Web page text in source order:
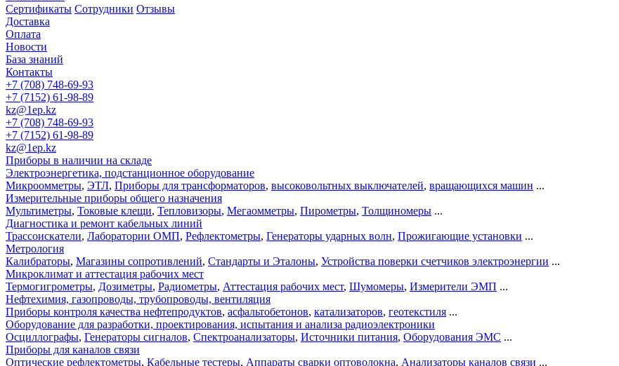
Сертификаты Сотрудники Отзывы
Доставка
Оплата
Новости
База знаний
Контакты
+7 (708) 748-69-93
+7 (7152) 61-98-89
kz@1ep.kz
+7 (708) 748-69-93
+7 (7152) 61-98-89
kz@1ep.kz
Приборы в наличии на складе
Электроэнергетика, подстанционное оборудование
Микроомметры, ЭТЛ, Приборы для трансформаторов, высоковольтных выключателей, вращающихся машин ...
Измерительные приборы общего назначения
Мультиметры, Токовые клещи, Тепловизоры, Мегаомметры, Пирометры, Толщиномеры ...
Диагностика и ремонт кабельных линий
Трассоискатели, Лаборатории ОМП, Рефлектометры, Генераторы ударных волн, Прожигающие установки ...
Метрология
Калибраторы, Магазины сопротивлений, Стандарты и Эталоны, Устройства поверки счетчиков электроэнергии ...
Микроклимат и аттестация рабочих мест
Термогигрометры, Дозиметры, Радиометры, Аттестация рабочих мест, Шумомеры, Измерители ЭМП ...
Нефтехимия, газопроводы, трубопроводы, вентиляция
Приборы контроля качества нефтепродуктов, асфальтобетонов, катализаторов, геотекстиля ...
Оборудование для разработки, проектирования, испытания и анализа радиоэлектроники
Осциллографы, Генераторы сигналов, Спектроанализаторы, Источники питания, Оборудования ЭМС ...
Приборы для каналов связи
Оптические рефлектометры, Кабельные тестеры, Аппараты сварки оптоволокна, Анализаторы каналов связи ...